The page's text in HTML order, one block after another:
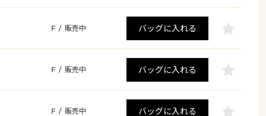
F / 販売中 バッグに入れる
F / 販売中 バッグに入れる
F / 販売中 バッグに入れる